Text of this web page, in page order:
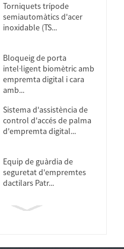
Torniquets trípode
semiautomàtics d'acer
inoxidable (TS...
Bloqueig de porta
intel·ligent biomètric amb
empremta digital i cara
amb...
Sistema d'assistència de
control d'accés de palma
d'empremta digital...
Equip de guàrdia de
seguretat d'empremtes
dactilars Patr...